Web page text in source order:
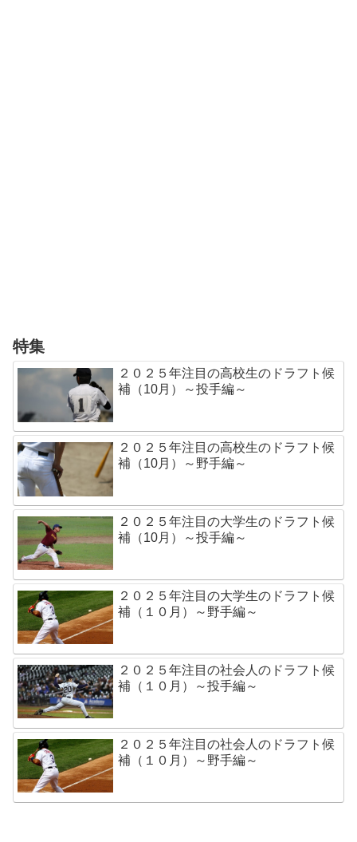
特集
２０２５年注目の高校生のドラフト候
補（10月）～投手編～
２０２５年注目の高校生のドラフト候
補（10月）～野手編～
２０２５年注目の大学生のドラフト候
補（10月）～投手編～
２０２５年注目の大学生のドラフト候
補（１０月）～野手編～
２０２５年注目の社会人のドラフト候
補（１０月）～投手編～
２０２５年注目の社会人のドラフト候
補（１０月）～野手編～